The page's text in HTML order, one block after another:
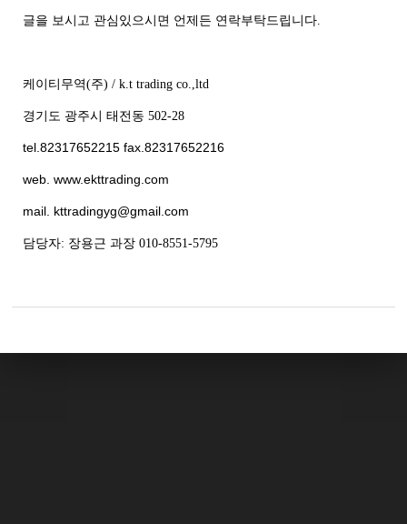
글을 보시고 관심있으시면 언제든 연락부탁드립니다.
케이티무역(주) / k.t trading co.,ltd
경기도 광주시 태전동 502-28
tel.82317652215 fax.82317652216
web. www.ekttrading.com
mail. kttradingyg@gmail.com
담당자: 장용근 과장 010-8551-5795